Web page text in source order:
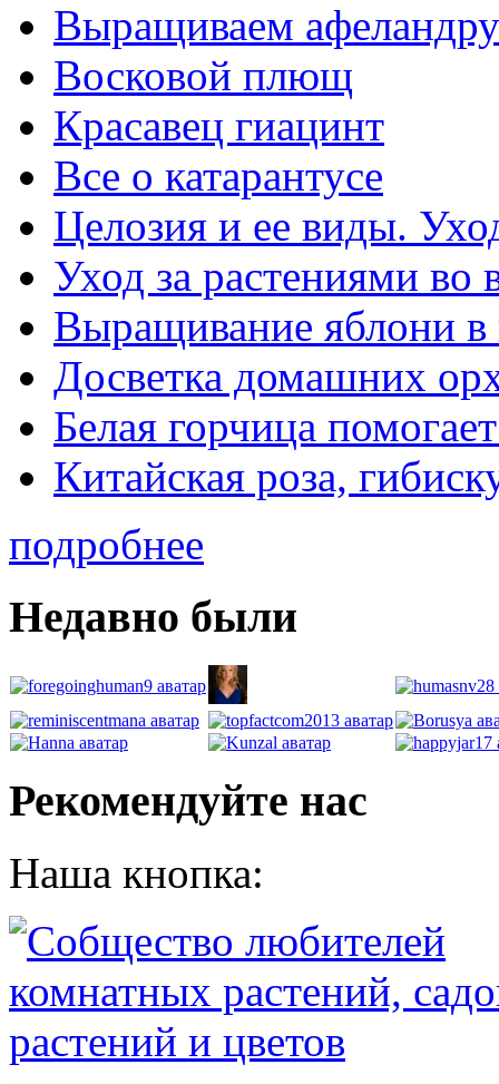
Выращиваем афеландру
Восковой плющ
Красавец гиацинт
Все о катарантусе
Целозия и ее виды.
Уход за растениями во
Выращивание яблони в
Досветка домашних
Белая горчица
Китайская роза,
подробнее
Недавно были
Рекомендуйте нас
Наша кнопка: